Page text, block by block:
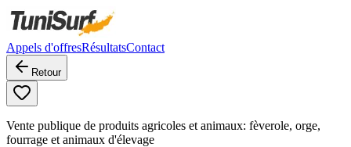
Appels d'offresRésultatsContact
Retour
Vente publique de produits agricoles et animaux: fèverole, orge,
fourrage et animaux d'élevage